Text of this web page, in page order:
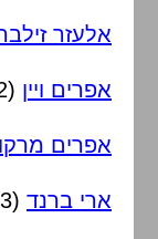
אלעזר
אפרים ויין (2)
אפרים
ארי ברנד (3)